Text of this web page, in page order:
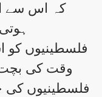
کہ اس سے
فلسطینیوں
وقت کی
فلسطینیوں کی